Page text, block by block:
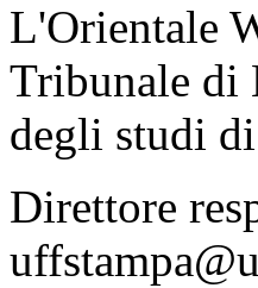
L'Orientale
Tribunale di
degli studi
Direttore